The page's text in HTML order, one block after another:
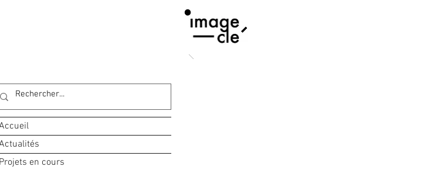
en cours